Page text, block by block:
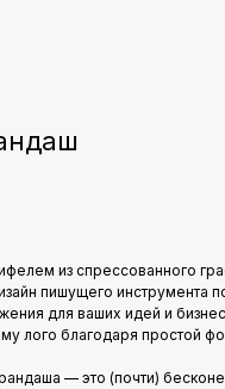
из спрессованного
пишущего инструмента
для ваших идей и
лого благодаря простой
— это (почти)